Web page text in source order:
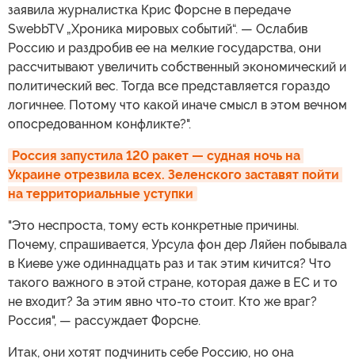
заявила журналистка Крис Форсне в передаче
SwebbTV „Хроника мировых событий“. — Ослабив
Россию и раздробив ее на мелкие государства, они
рассчитывают увеличить собственный экономический и
политический вес. Тогда все представляется гораздо
логичнее. Потому что какой иначе смысл в этом вечном
опосредованном конфликте?".
Россия запустила 120 ракет — судная ночь на
Украине отрезвила всех. Зеленского заставят пойти
на территориальные уступки
"Это неспроста, тому есть конкретные причины.
Почему, спрашивается, Урсула фон дер Ляйен побывала
в Киеве уже одиннадцать раз и так этим кичится? Что
такого важного в этой стране, которая даже в ЕС и то
не входит? За этим явно что-то стоит. Кто же враг?
Россия", — рассуждает Форсне.
Итак, они хотят подчинить себе Россию, но она